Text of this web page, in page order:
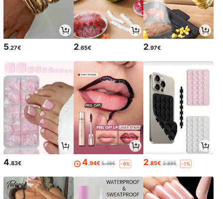
5.27€ 2.65€ 2.97€
4.83€ 4.94€ 5.48€ -9% 2.85€ 2.88€ -1%